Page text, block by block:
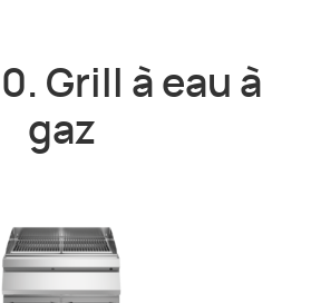
Grill à eau à
gaz